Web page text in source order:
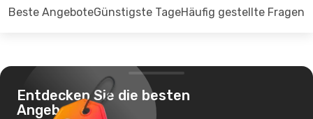
Beste AngeboteGünstigste TageHäufig gestellte Fragen
Entdecken Sie die besten
Angebote